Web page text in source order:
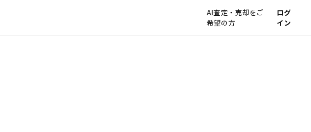
AI査定・売却をご
希望の方
ログ
イン